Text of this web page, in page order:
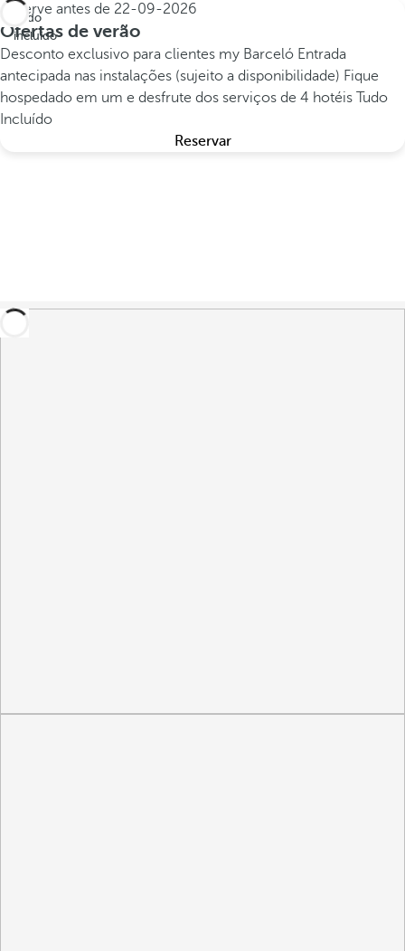
Tudo
incluído
Reserve antes de 22-09-2026
Ofertas de verão
Desconto exclusivo para clientes my Barceló Entrada
antecipada nas instalações (sujeito a disponibilidade) Fique
hospedado em um e desfrute dos serviços de 4 hotéis Tudo
Incluído
Reservar